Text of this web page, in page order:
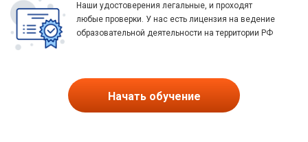
Наши удостоверения легальные, и проходят
любые проверки. У нас есть лицензия на ведение
образовательной деятельности на территории РФ
Начать обучение